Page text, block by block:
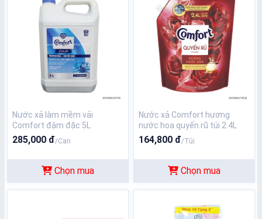
Nước xả làm mềm vải
Comfort đậm đặc 5L
285,000 đ/Can
Chọn mua
Nước xả Comfort hương
nước hoa quyến rũ túi 2.4L
164,800 đ/Túi
Chọn mua